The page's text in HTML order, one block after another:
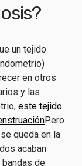
un tejido
en otros
y las
este tejido
Pero
queda en la
acaban
de